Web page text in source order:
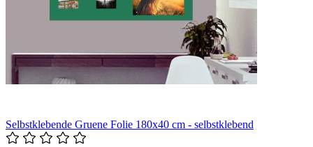
Selbstklebende Gruene Folie 180x40 cm - selbstklebend